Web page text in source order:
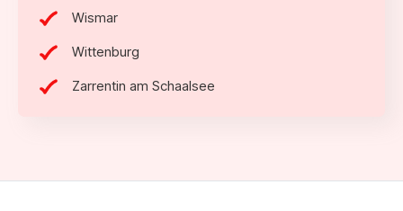
Wismar
Wittenburg
Zarrentin am Schaalsee